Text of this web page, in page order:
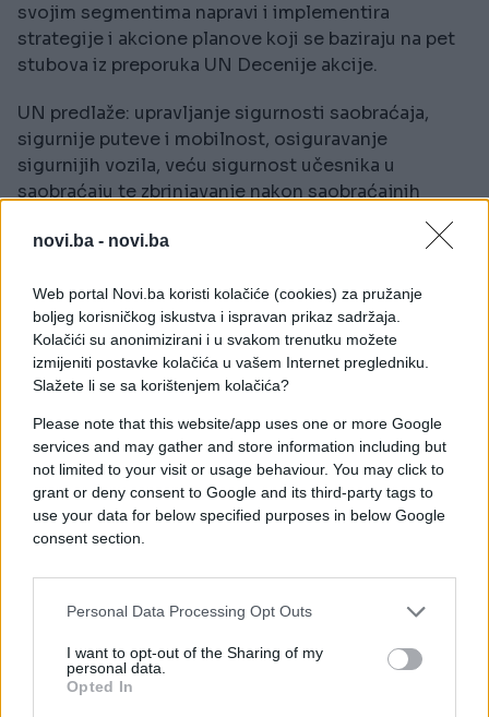
novi.ba - novi.ba
Web portal Novi.ba koristi kolačiće (cookies) za pružanje
boljeg korisničkog iskustva i ispravan prikaz sadržaja.
Kolačići su anonimizirani i u svakom trenutku možete
izmijeniti postavke kolačića u vašem Internet pregledniku.
Slažete li se sa korištenjem kolačića?
Please note that this website/app uses one or more Google
services and may gather and store information including but
not limited to your visit or usage behaviour. You may click to
grant or deny consent to Google and its third-party tags to
use your data for below specified purposes in below Google
consent section.
Personal Data Processing Opt Outs
I want to opt-out of the Sharing of my
personal data.
Opted In
svojim segmentima napravi i implementira
strategije i akcione planove koji se baziraju na pet
stubova iz preporuka UN Decenije akcije.
UN predlaže: upravljanje sigurnosti saobraćaja,
sigurnije puteve i mobilnost, osiguravanje
sigurnijih vozila, veću sigurnost učesnika u
saobraćaju te zbrinjavanje nakon saobraćajnih
nesrećama u BiH glavni uzročnici nastanka nesreća
su neprilagođena brzina kretanja, nepoštivanje
saobraćajnih propisa i alkoholiziranost. Na cestama
u državi, prema statistikama, svake godine se
dogodi oko 36.000 saobraćajnih nesreća u kojima
više od 360 ljudi smrtno strada, a više od 10.000
ljudi bude povrijeđeno.
#sarajevo #prijedlog
#Strategije